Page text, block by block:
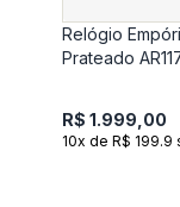
Relógio
Prateado
R$ 1.999,00
10x de R$ 199.9